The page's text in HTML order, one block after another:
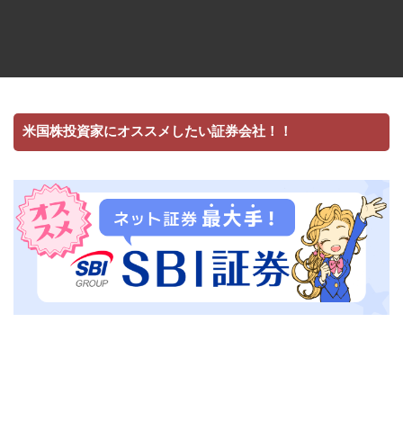
米国株投資家にオススメしたい証券会社！！